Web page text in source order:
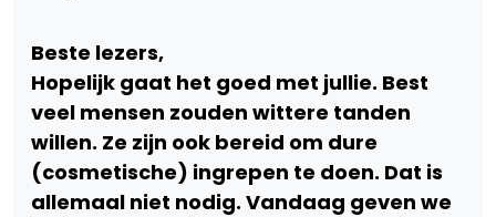
Beste lezers,
Hopelijk gaat het goed met jullie. Best
veel mensen zouden wittere tanden
willen. Ze zijn ook bereid om dure
(cosmetische) ingrepen te doen. Dat is
allemaal niet nodig. Vandaag geven we